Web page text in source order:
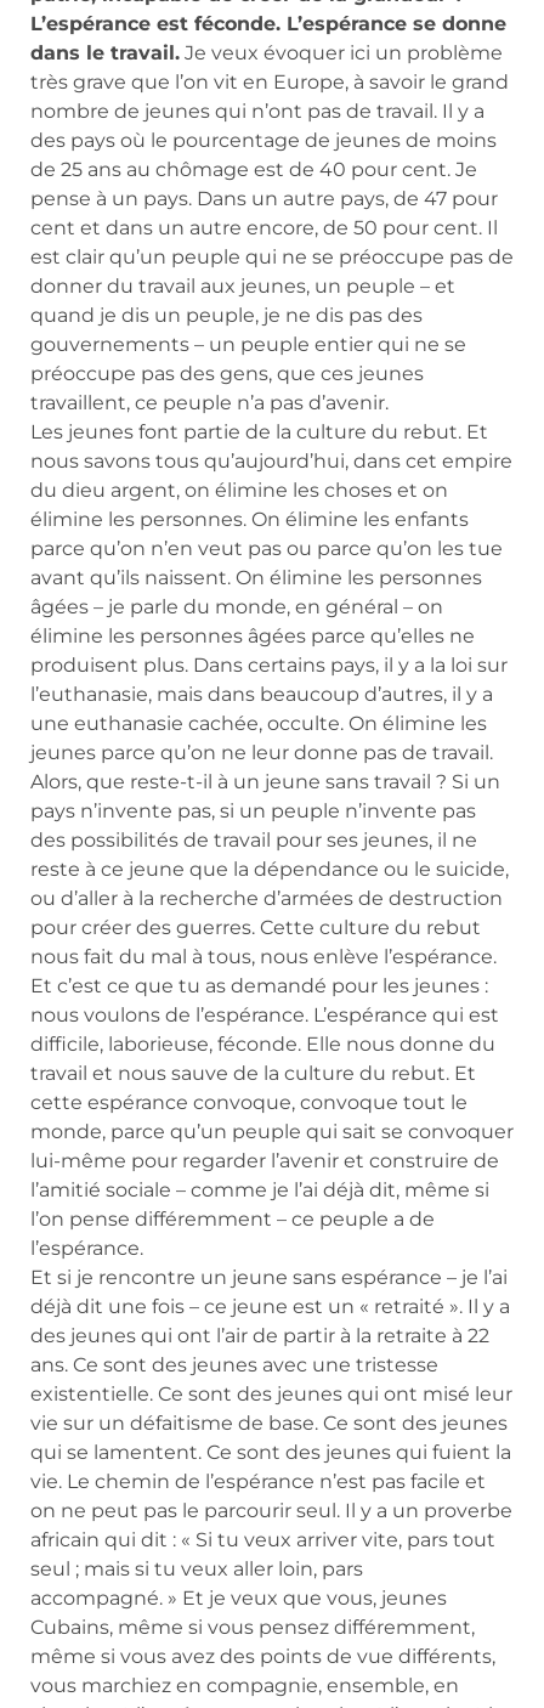
L’espérance est féconde. L’espérance se donne
dans le travail. Je veux évoquer ici un problème
très grave que l’on vit en Europe, à savoir le grand
nombre de jeunes qui n’ont pas de travail. Il y a
des pays où le pourcentage de jeunes de moins
de 25 ans au chômage est de 40 pour cent. Je
pense à un pays. Dans un autre pays, de 47 pour
cent et dans un autre encore, de 50 pour cent. Il
est clair qu’un peuple qui ne se préoccupe pas de
donner du travail aux jeunes, un peuple – et
quand je dis un peuple, je ne dis pas des
gouvernements – un peuple entier qui ne se
préoccupe pas des gens, que ces jeunes
travaillent, ce peuple n’a pas d’avenir.
Les jeunes font partie de la culture du rebut. Et
nous savons tous qu’aujourd’hui, dans cet empire
du dieu argent, on élimine les choses et on
élimine les personnes. On élimine les enfants
parce qu’on n’en veut pas ou parce qu’on les tue
avant qu’ils naissent. On élimine les personnes
âgées – je parle du monde, en général – on
élimine les personnes âgées parce qu’elles ne
produisent plus. Dans certains pays, il y a la loi sur
l’euthanasie, mais dans beaucoup d’autres, il y a
une euthanasie cachée, occulte. On élimine les
jeunes parce qu’on ne leur donne pas de travail.
Alors, que reste-t-il à un jeune sans travail ? Si un
pays n’invente pas, si un peuple n’invente pas
des possibilités de travail pour ses jeunes, il ne
reste à ce jeune que la dépendance ou le suicide,
ou d’aller à la recherche d’armées de destruction
pour créer des guerres. Cette culture du rebut
nous fait du mal à tous, nous enlève l’espérance.
Et c’est ce que tu as demandé pour les jeunes :
nous voulons de l’espérance. L’espérance qui est
difficile, laborieuse, féconde. Elle nous donne du
travail et nous sauve de la culture du rebut. Et
cette espérance convoque, convoque tout le
monde, parce qu’un peuple qui sait se convoquer
lui-même pour regarder l’avenir et construire de
l’amitié sociale – comme je l’ai déjà dit, même si
l’on pense différemment – ce peuple a de
l’espérance.
Et si je rencontre un jeune sans espérance – je l’ai
déjà dit une fois – ce jeune est un « retraité ». Il y a
des jeunes qui ont l’air de partir à la retraite à 22
ans. Ce sont des jeunes avec une tristesse
existentielle. Ce sont des jeunes qui ont misé leur
vie sur un défaitisme de base. Ce sont des jeunes
qui se lamentent. Ce sont des jeunes qui fuient la
vie. Le chemin de l’espérance n’est pas facile et
on ne peut pas le parcourir seul. Il y a un proverbe
africain qui dit : « Si tu veux arriver vite, pars tout
seul ; mais si tu veux aller loin, pars
accompagné. » Et je veux que vous, jeunes
Cubains, même si vous pensez différemment,
même si vous avez des points de vue différents,
vous marchiez en compagnie, ensemble, en